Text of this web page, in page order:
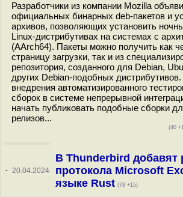
Разработчики из компании Mozilla
официальных бинарных deb-пакетов и
архивов, позволяющих установить
Linux-дистрибутивах на системах с
(AArch64). Пакеты можно получить как
страницу загрузки, так и из
репозитория, созданного для Debian,
других Debian-подобных
внедрения автоматизированного
сборок в системе непрерывной
начать публиковать подобные сборки
релизов...
(40
· 20.04.2024
В Thunderbird добавят
протокола Microsoft
языке Rust (78 +15)